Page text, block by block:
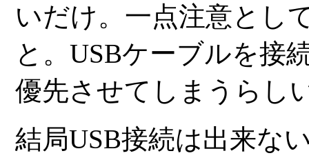
いだけ。一点注意とし
と。USBケーブルを接
優先させてしまうらし
結局USB接続は出来な